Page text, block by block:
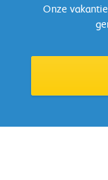
Onze